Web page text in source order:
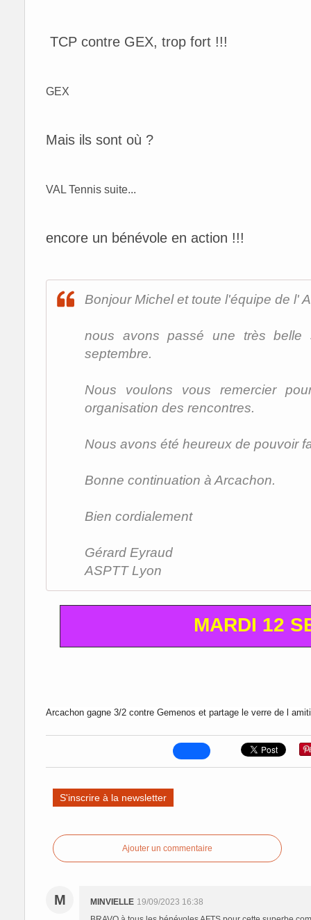
TCP contre GEX, trop fort !!!
GEX
Mais ils sont où ?
VAL Tennis suite...
encore un bénévole en action !!!
Bonjour Michel et toute l'équipe de l'
nous avons passé une très
septembre.
Nous voulons vous remercier
organisation des rencontres.
Nous avons été heureux de pouvoir
Bonne continuation à Arcachon.
Bien cordialement
Gérard Eyraud
ASPTT Lyon
MARDI 12
Arcachon gagne 3/2 contre Gemenos et partage le verre de l
S'inscrire à la newsletter
Ajouter un commentaire
M MINVIELLE 19/09/2023 16:38